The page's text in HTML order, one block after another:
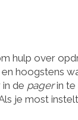
hulp over
hoogstens
de pagerin te
je most